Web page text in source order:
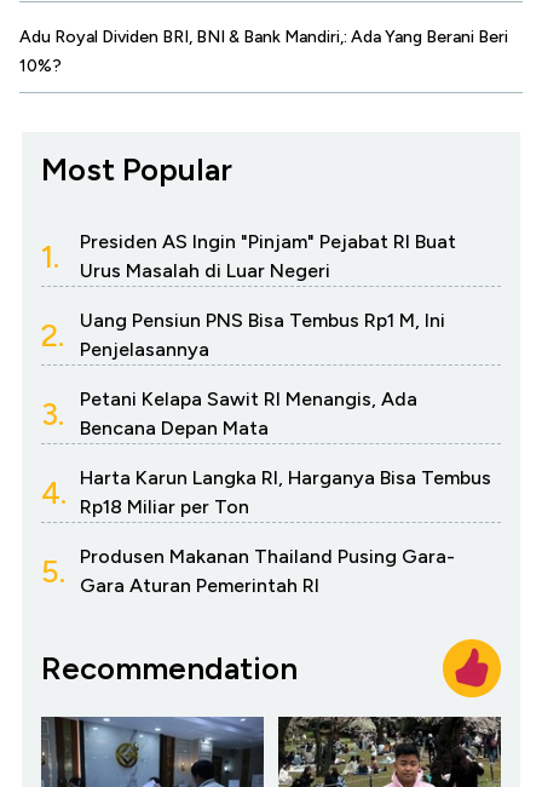
Adu Royal Dividen BRI, BNI & Bank Mandiri,: Ada Yang Berani Beri
10%?
Most Popular
1.
Presiden AS Ingin "Pinjam" Pejabat RI Buat
Urus Masalah di Luar Negeri
2.
Uang Pensiun PNS Bisa Tembus Rp1 M, Ini
Penjelasannya
3.
Petani Kelapa Sawit RI Menangis, Ada
Bencana Depan Mata
4.
Harta Karun Langka RI, Harganya Bisa Tembus
Rp18 Miliar per Ton
5.
Produsen Makanan Thailand Pusing Gara-
Gara Aturan Pemerintah RI
Recommendation